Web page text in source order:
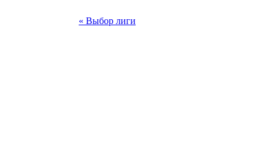
« Выбор лиги